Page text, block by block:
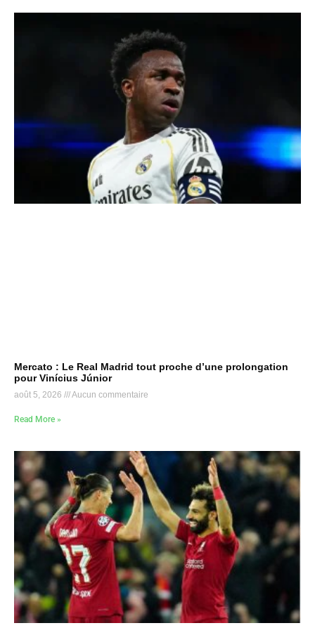
Mercato : Le Real Madrid tout proche d’une prolongation
pour Vinícius Júnior
août 5, 2026 Aucun commentaire
Read More »